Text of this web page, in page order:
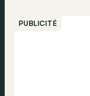
PUBLICITÉ